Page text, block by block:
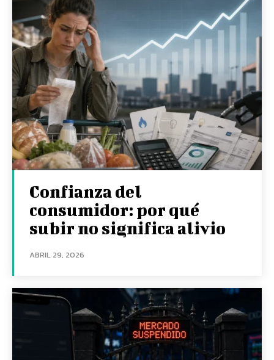
Confianza del
consumidor: por qué
subir no significa alivio
ABRIL 29, 2026